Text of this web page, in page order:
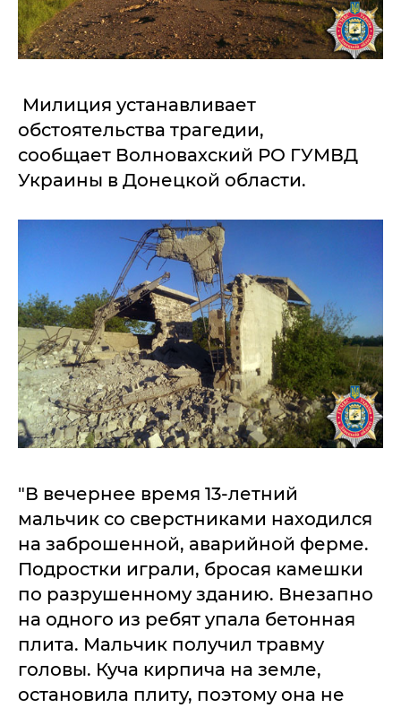
Милиция устанавливает
обстоятельства трагедии,
сообщает Волновахский РО ГУМВД
Украины в Донецкой области.
"В вечернее время 13-летний
мальчик со сверстниками находился
на заброшенной, аварийной ферме.
Подростки играли, бросая камешки
по разрушенному зданию. Внезапно
на одного из ребят упала бетонная
плита. Мальчик получил травму
головы. Куча кирпича на земле,
остановила плиту, поэтому она не